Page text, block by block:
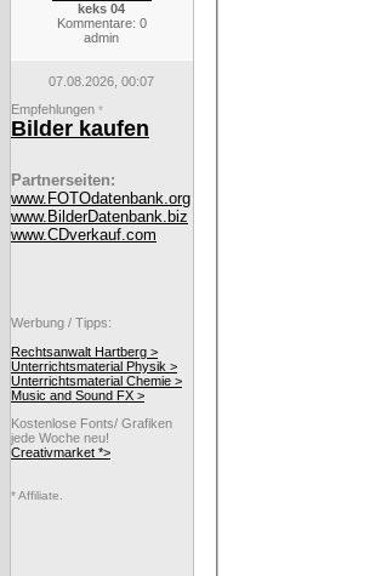
keks 04
Kommentare: 0
admin
07.08.2026, 00:07
Empfehlungen *
Bilder kaufen
Partnerseiten:
www.FOTOdatenbank.org
www.BilderDatenbank.biz
www.CDverkauf.com
Werbung / Tipps:
Rechtsanwalt Hartberg >
Unterrichtsmaterial Physik >
Unterrichtsmaterial Chemie >
Music and Sound FX >
Kostenlose Fonts/ Grafiken
jede Woche neu!
Creativmarket *>
* Affiliate.